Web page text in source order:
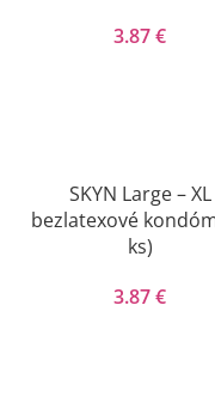
3.87€
SKYN Large – XL
bezlatexové
ks)
3.87€